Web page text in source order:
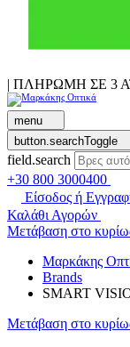
| ΠΛΗΡΩΜΗ ΣΕ 3
menu
button.searchToggle
field.search
+30 800 3000400
Είσοδος ή
Καλάθι Αγορών
Μετάβαση στο
Μαρκάκης
Brands
SMART
Μετάβαση στο